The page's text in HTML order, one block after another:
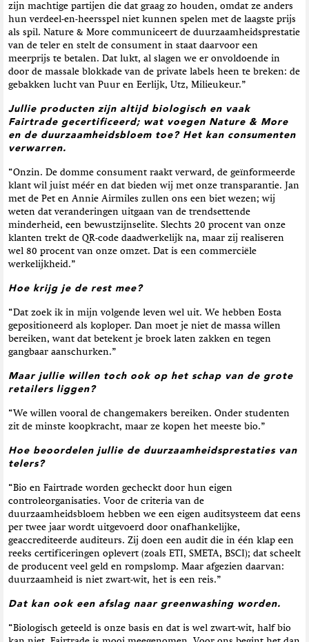
zijn machtige partijen die dat graag zo houden, omdat ze anders
hun verdeel-en-heersspel niet kunnen spelen met de laagste prijs
als spil. Nature & More communiceert de duurzaamheidsprestatie
van de teler en stelt de consument in staat daarvoor een
meerprijs te betalen. Dat lukt, al slagen we er onvoldoende in
door de massale blokkade van de private labels heen te breken: de
gebakken lucht van Puur en Eerlijk, Utz, Milieukeur.”
Jullie producten zijn altijd biologisch en vaak
Fairtrade gecertificeerd; wat voegen Nature & More
en de duurzaamheidsbloem toe? Het kan consumenten
verwarren.
“Onzin. De domme consument raakt verward, de geïnformeerde
klant wil juist méér en dat bieden wij met onze transparantie. Jan
met de Pet en Annie Airmiles zullen ons een biet wezen; wij
weten dat veranderingen uitgaan van de trendsettende
minderheid, een bewustzijnselite. Slechts 20 procent van onze
klanten trekt de QR-code daadwerkelijk na, maar zij realiseren
wel 80 procent van onze omzet. Dat is een commerciële
werkelijkheid.”
Hoe krijg je de rest mee?
“Dat zoek ik in mijn volgende leven wel uit. We hebben Eosta
gepositioneerd als koploper. Dan moet je niet de massa willen
bereiken, want dat betekent je broek laten zakken en tegen
gangbaar aanschurken.”
Maar jullie willen toch ook op het schap van de grote
retailers liggen?
“We willen vooral de changemakers bereiken. Onder studenten
zit de minste koopkracht, maar ze kopen het meeste bio.”
Hoe beoordelen jullie de duurzaamheidsprestaties van
telers?
“Bio en Fairtrade worden gecheckt door hun eigen
controleorganisaties. Voor de criteria van de
duurzaamheidsbloem hebben we een eigen auditsysteem dat eens
per twee jaar wordt uitgevoerd door onafhankelijke,
geaccrediteerde auditeurs. Zij doen een audit die in één klap een
reeks certificeringen oplevert (zoals ETI, SMETA, BSCI); dat scheelt
de producent veel geld en rompslomp. Maar afgezien daarvan:
duurzaamheid is niet zwart-wit, het is een reis.”
Dat kan ook een afslag naar greenwashing worden.
“Biologisch geteeld is onze basis en dat is wel zwart-wit, half bio